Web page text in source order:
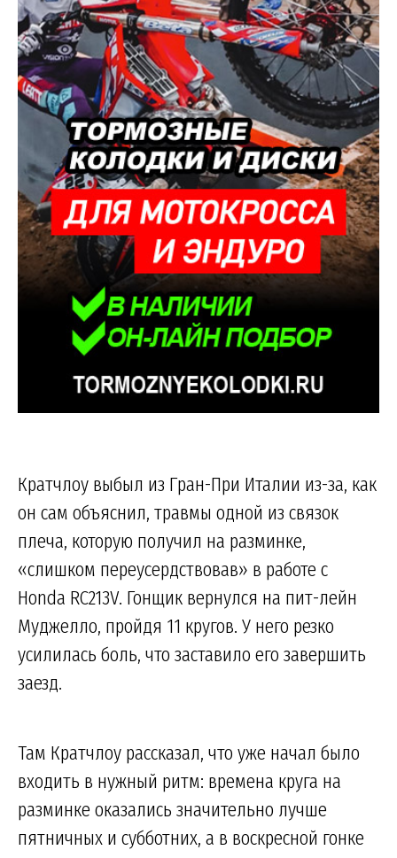
Кратчлоу выбыл из Гран-При Италии из-за, как
он сам объяснил, травмы одной из связок
плеча, которую получил на разминке,
«слишком переусердствовав» в работе с
Honda RC213V. Гонщик вернулся на пит-лейн
Муджелло, пройдя 11 кругов. У него резко
усилилась боль, что заставило его завершить
заезд.
Там Кратчлоу рассказал, что уже начал было
входить в нужный ритм: времена круга на
разминке оказались значительно лучше
пятничных и субботних, а в воскресной гонке